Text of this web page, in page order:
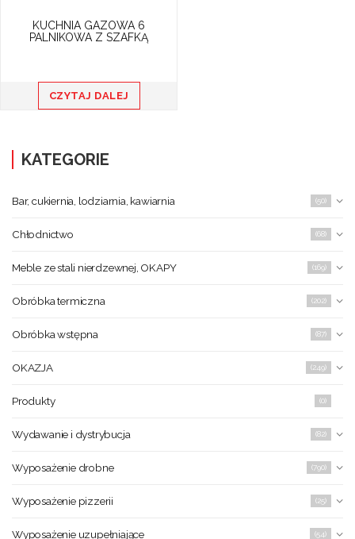
KUCHNIA GAZOWA 6
PALNIKOWA Z SZAFKĄ
CZYTAJ DALEJ
KATEGORIE
Bar, cukiernia, lodziarnia, kawiarnia (50)
Chłodnictwo (68)
Meble ze stali nierdzewnej, OKAPY (169)
Obróbka termiczna (202)
Obróbka wstępna (87)
OKAZJA (249)
Produkty (0)
Wydawanie i dystrybucja (82)
Wyposażenie drobne (790)
Wyposażenie pizzerii (25)
Wyposażenie uzupełniające (54)